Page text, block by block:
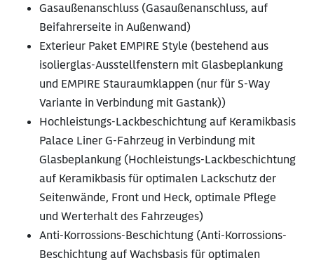
Gasaußenanschluss (Gasaußenanschluss, auf
Beifahrerseite in Außenwand)
Exterieur Paket EMPIRE Style (bestehend aus
isolierglas-Ausstellfenstern mit Glasbeplankung
und EMPIRE Stauraumklappen (nur für S-Way
Variante in Verbindung mit Gastank))
Hochleistungs-Lackbeschichtung auf Keramikbasis
Palace Liner G-Fahrzeug in Verbindung mit
Glasbeplankung (Hochleistungs-Lackbeschichtung
auf Keramikbasis für optimalen Lackschutz der
Seitenwände, Front und Heck, optimale Pflege
und Werterhalt des Fahrzeuges)
Anti-Korrossions-Beschichtung (Anti-Korrossions-
Beschichtung auf Wachsbasis für optimalen